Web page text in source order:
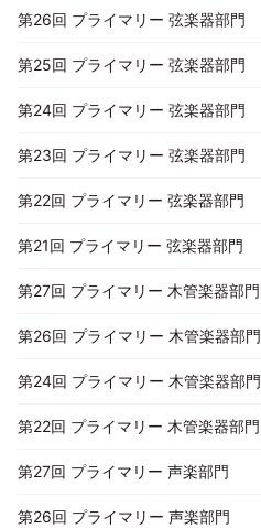
第26回 プライマリー 弦楽器部門
第25回 プライマリー 弦楽器部門
第24回 プライマリー 弦楽器部門
第23回 プライマリー 弦楽器部門
第22回 プライマリー 弦楽器部門
第21回 プライマリー 弦楽器部門
第27回 プライマリー 木管楽器部門
第26回 プライマリー 木管楽器部門
第24回 プライマリー 木管楽器部門
第22回 プライマリー 木管楽器部門
第27回 プライマリー 声楽部門
第26回 プライマリー 声楽部門